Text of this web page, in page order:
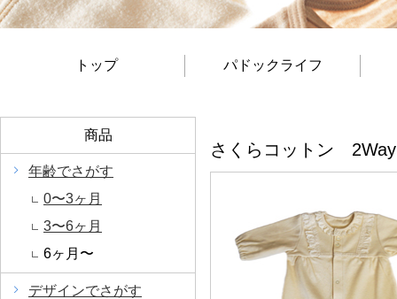
トップ パドックライフ
商品
年齢でさがす
0〜3ヶ月
3〜6ヶ月
6ヶ月〜
デザインでさがす
さくらコットン